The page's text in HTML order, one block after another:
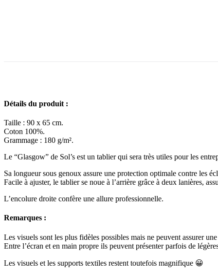
Détails du produit :
Taille : 90 x 65 cm.
Coton 100%.
Grammage : 180 g/m².
Le “Glasgow” de Sol’s est un tablier qui sera très utiles pour les
Sa longueur sous genoux assure une protection optimale contre les
Facile à ajuster, le tablier se noue à l’arrière grâce à deux lanières,
L’encolure droite confère une allure professionnelle.
Remarques :
Les visuels sont les plus fidèles possibles mais ne peuvent assurer
Entre l’écran et en main propre ils peuvent présenter parfois de
Les visuels et les supports textiles restent toutefois magnifique 😀